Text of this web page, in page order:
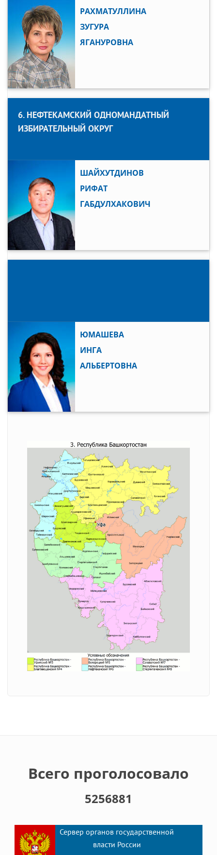
РАХМАТУЛЛИНА
ЗУГУРА
ЯГАНУРОВНА
6. НЕФТЕКАМСКИЙ ОДНОМАНДАТНЫЙ
ИЗБИРАТЕЛЬНЫЙ ОКРУГ
ШАЙХУТДИНОВ
РИФАТ
ГАБДУЛХАКОВИЧ
ЮМАШЕВА
ИНГА
АЛЬБЕРТОВНА
Всего проголосовало
5256881
Сервер органов государственной
власти России